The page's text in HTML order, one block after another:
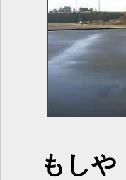
もしや